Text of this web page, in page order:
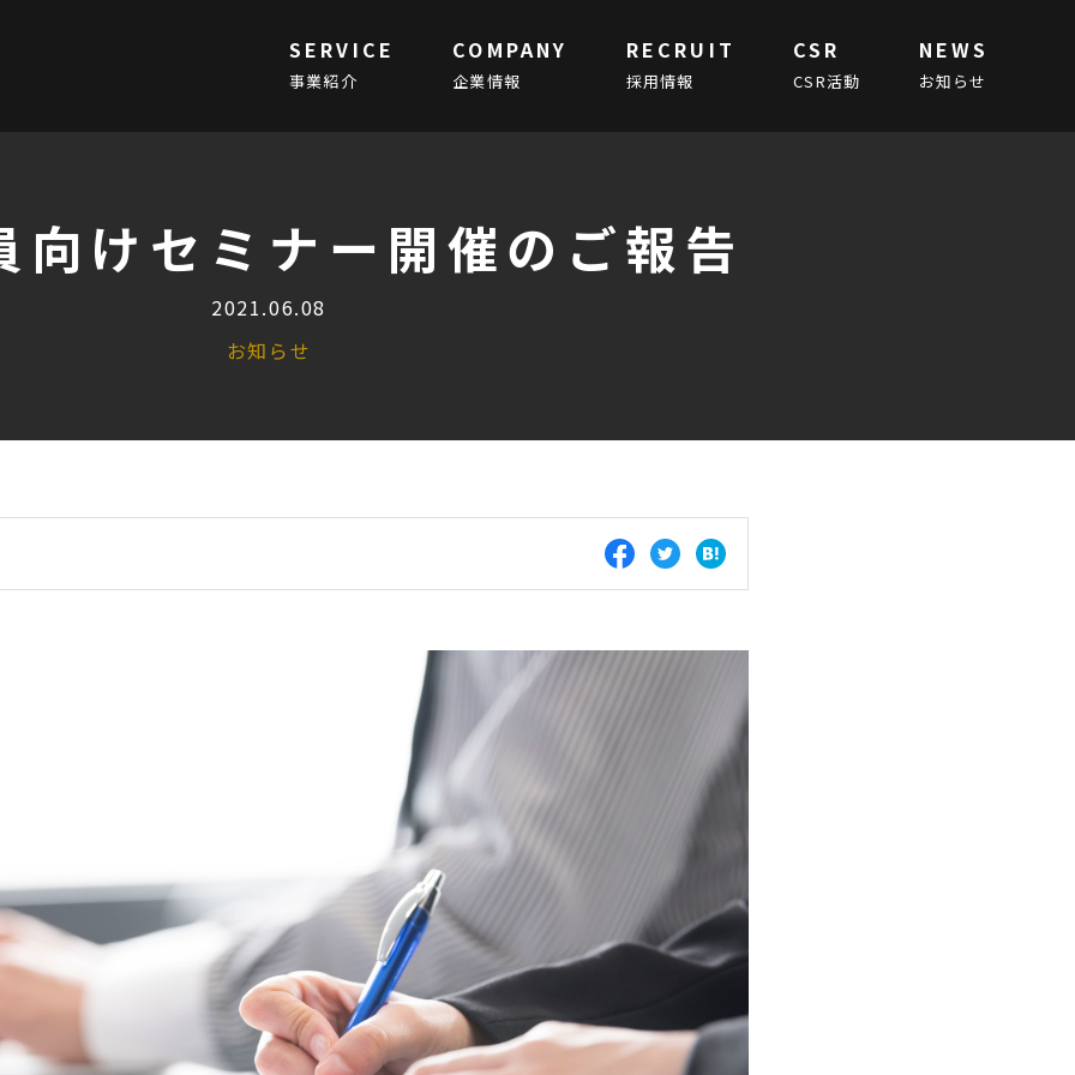
SERVICE
事業紹介
COMPANY
企業情報
RECRUIT
採用情報
CSR
CSR活動
NEWS
お知らせ
向けセミナー開催のご報告
2021.06.08
お知らせ